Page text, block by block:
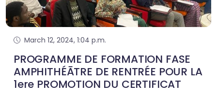
March 12, 2024, 1:04 p.m.
PROGRAMME DE FORMATION FASE
AMPHITHÉĀTRE DE RENTRÉE POUR LA
1ere PROMOTION DU CERTIFICAT